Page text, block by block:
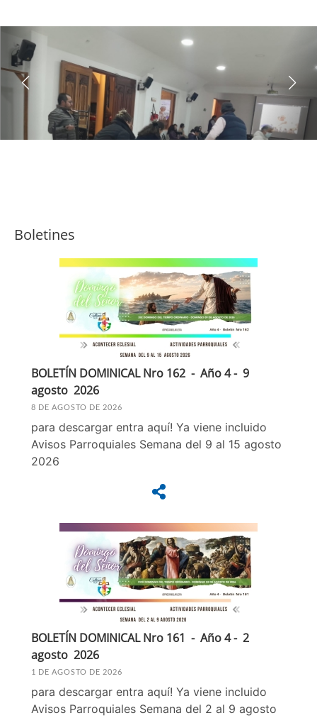
Boletines
BOLETÍN DOMINICAL Nro 162 - Año 4 - 9
agosto 2026
8 DE AGOSTO DE 2026
para descargar entra aquí! Ya viene incluido
Avisos Parroquiales Semana del 9 al 15 agosto
2026
BOLETÍN DOMINICAL Nro 161 - Año 4 - 2
agosto 2026
1 DE AGOSTO DE 2026
para descargar entra aquí! Ya viene incluido
Avisos Parroquiales Semana del 2 al 9 agosto